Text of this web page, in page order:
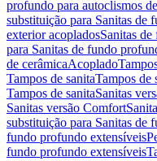
profundo para autoclismos
substituição para Sanitas de
exterior acopladosSanitas
para Sanitas de fundo
de cerâmicaAcoplado
Tampos de sanitaTampos de
Tampos de sanitaSanitas
Sanitas versão Comfort
substituição para Sanitas de
fundo profundo extensíveis
fundo profundo extensíveis